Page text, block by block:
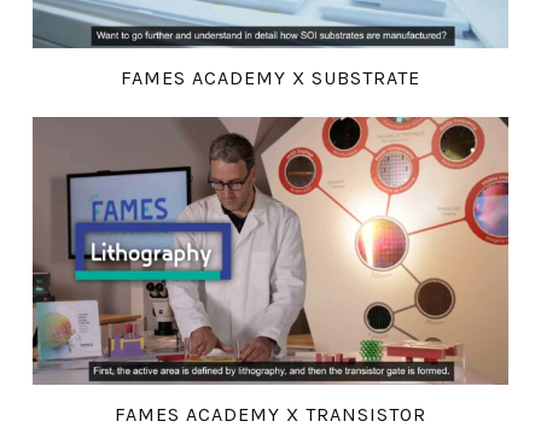
FAMES ACADEMY X SUBSTRATE
FAMES ACADEMY X TRANSISTOR